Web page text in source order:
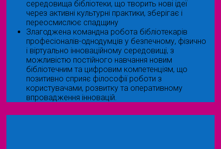
середовища бібліотеки, що творить нові ідеї
через активні культурні практики, зберігає і
переосмислює спадщину
Злагоджена командна робота бібліотекарів
професіоналів-однодумців у безпечному, фізично
і віртуально інноваційному середовищі, з
можливістю постійного навчання новим
бібліотечним та цифровим компетенціям, що
позитивно сприяє філософії роботи з
користувачами, розвитку та оперативному
впровадження інновацій.